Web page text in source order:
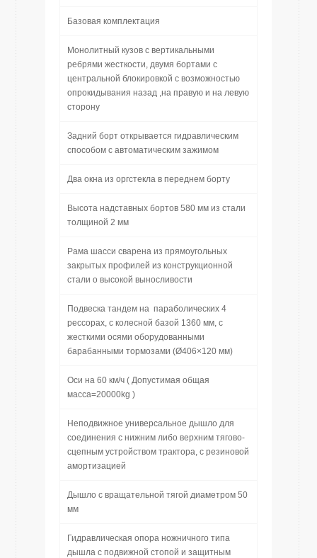
Базовая комплектация
Монолитный кузов с вертикальными
ребрями жесткости, двумя бортами с
центральной блокировкой с возможностью
опрокидывания назад ,на правую и на левую
сторону
Задний борт открывается гидравлическим
способом с автоматическим зажимом
Два окна из оргстекла в переднем борту
Высота надставных бортов 580 мм из стали
толщиной 2 мм
Рама шасси сварена из прямоугольных
закрытых профилей из конструкционной
стали о высокой выносливости
Подвеска тандем на параболических 4
рессорах, с колесной базой 1360 мм, с
жесткими осями оборудованными
барабанными тормозами (Ø406×120 мм)
Оси на 60 км/ч ( Допустимая общая
масса=20000kg )
Неподвижное универсальное дышло для
соединения с нижним либо верхним тягово-
сцепным устройством трактора, с резиновой
амортизацией
Дышло с вращательной тягой диаметром 50
мм
Гидравлическая опора ножничного типа
дышла с подвижной стопой и защитным